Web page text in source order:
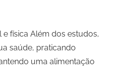
física Além dos estudos,
saúde, praticando
uma alimentação